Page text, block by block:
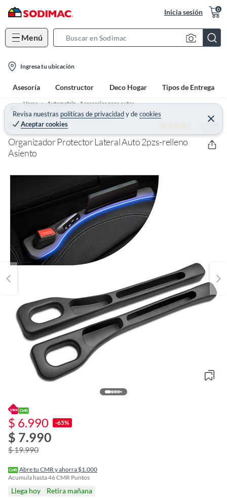
Inicia sesión 0
Menú
c
h
B
r
a
o
n
Ingresa tu ubicación
Asesoría Constructor Deco Hogar Tipos de Entrega
Revisa nuestras políticas de privacidadydecookies
Aceptar cookies
C
e
r
a
r
Home
Automotriz - Accesorios para autos
Accesorios de interior para autos
EVERSO 3.8 (4)
Organizador Protector Lateral Auto 2pzs-relleno
Asiento
$ 6.990 -65%
$ 7.990
$ 19.990
Abre tu CMR y ahorra $1.000
Acumula hasta46CMR Puntos
Llega hoy Retira mañana
l
e
r